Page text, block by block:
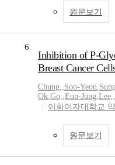
원문보기
6
Inhibition of P-
Breast Cancer
Chung,,Soo-Yeon,
Ok,Go,,Eun-Jung,Lee,,
이화여자대학교
원문보기